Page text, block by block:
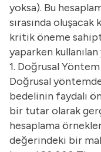
yoksa). Bu
sırasında
kritik öneme
yaparken
1. Doğrusal Yöntem
Doğrusal
bedelinin faydalı
bir tutar olarak
hesaplama
değerindeki bir